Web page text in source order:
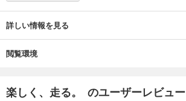
詳しい情報を見る
閲覧環境
楽しく、走る。 のユーザーレビュー